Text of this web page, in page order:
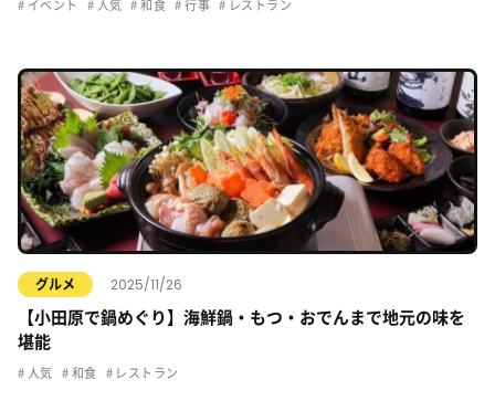
イベント 人気 和食 行事 レストラン
グルメ 2025/11/26
【小田原で鍋めぐり】海鮮鍋・もつ・おでんまで地元の味を
堪能
人気 和食 レストラン